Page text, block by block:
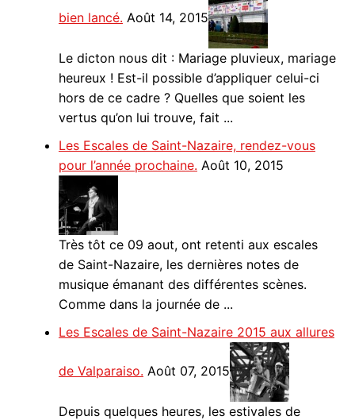
bien lancé. Août 14, 2015
Le dicton nous dit : Mariage pluvieux, mariage
heureux ! Est-il possible d’appliquer celui-ci
hors de ce cadre ? Quelles que soient les
vertus qu’on lui trouve, fait ...
Les Escales de Saint-Nazaire, rendez-vous
pour l’année prochaine. Août 10, 2015
Très tôt ce 09 aout, ont retenti aux escales
de Saint-Nazaire, les dernières notes de
musique émanant des différentes scènes.
Comme dans la journée de ...
Les Escales de Saint-Nazaire 2015 aux allures
de Valparaiso. Août 07, 2015
Depuis quelques heures, les estivales de